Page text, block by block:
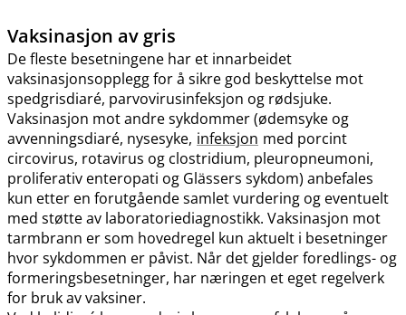
Vaksinasjon av gris
De fleste besetningene har et innarbeidet
vaksinasjonsopplegg for å sikre god beskyttelse mot
spedgrisdiaré, parvovirusinfeksjon og rødsjuke.
Vaksinasjon mot andre sykdommer (ødemsyke og
avvenningsdiaré, nysesyke, infeksjon med porcint
circovirus, rotavirus og clostridium, pleuropneumoni,
proliferativ enteropati og Glässers sykdom) anbefales
kun etter en forutgående samlet vurdering og eventuelt
med støtte av laboratoriediagnostikk. Vaksinasjon mot
tarmbrann er som hovedregel kun aktuelt i besetninger
hvor sykdommen er påvist. Når det gjelder foredlings- og
formeringsbesetninger, har næringen et eget regelverk
for bruk av vaksiner.